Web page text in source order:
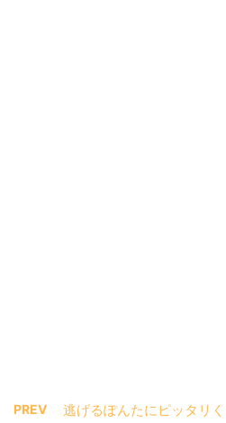
PREV 逃げるぽんたにピッタリ